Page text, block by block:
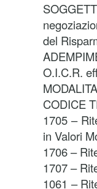
del
O.I.C.R.
CODICE
1705 –
in Valori
1706 –
1707 –
1061 –